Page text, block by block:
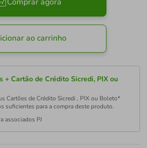
Comprar agora
ao carrinho
+ Cartão de Crédito Sicredi, PIX ou
Cartões de Crédito Sicredi , PIX ou Boleto*
suficientes para a compra deste produto.
associados PJ